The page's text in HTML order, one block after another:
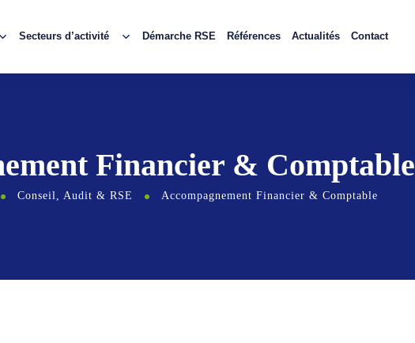
Secteurs d’activité Démarche RSE Références Actualités Contact
Financier & Comptable
Conseil, Audit & RSE Accompagnement Financier & Comptable